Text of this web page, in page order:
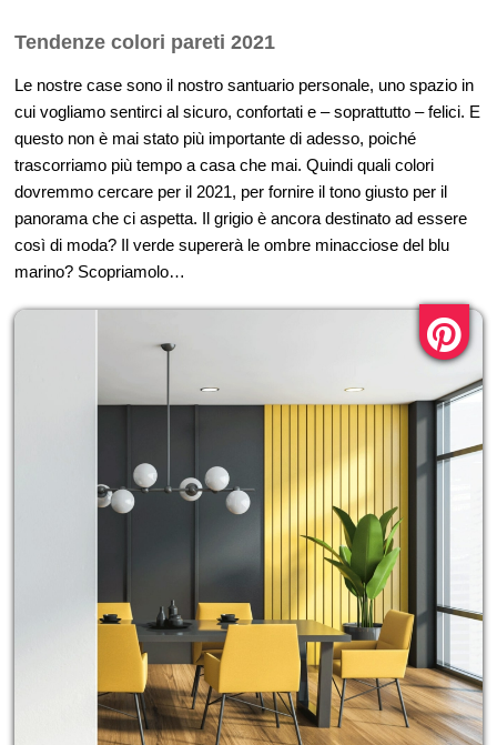
Tendenze colori pareti 2021
Le nostre case sono il nostro santuario personale, uno spazio in
cui vogliamo sentirci al sicuro, confortati e – soprattutto – felici. E
questo non è mai stato più importante di adesso, poiché
trascorriamo più tempo a casa che mai. Quindi quali colori
dovremmo cercare per il 2021, per fornire il tono giusto per il
panorama che ci aspetta. Il grigio è ancora destinato ad essere
così di moda? Il verde supererà le ombre minacciose del blu
marino? Scopriamolo…